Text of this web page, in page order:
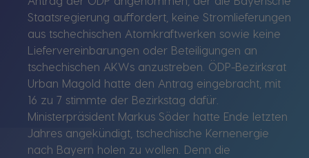
Staatsregierung auffordert, keine Stromlieferungen
aus tschechischen Atomkraftwerken sowie keine
Liefervereinbarungen oder Beteiligungen an
tschechischen AKWs anzustreben. ÖDP-Bezirksrat
Urban Magold hatte den Antrag eingebracht, mit
16 zu 7 stimmte der Bezirkstag dafür.
Ministerpräsident Markus Söder hatte Ende letzten
Jahres angekündigt, tschechische Kernenergie
nach Bayern holen zu wollen. Denn die